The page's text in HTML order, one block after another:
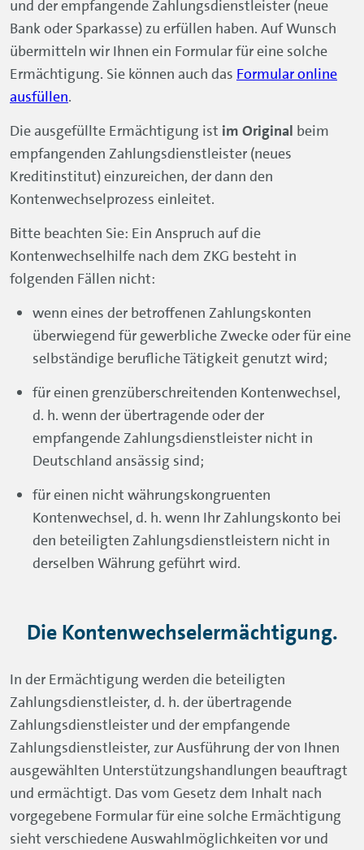
und der empfangende Zahlungsdienstleister (neue
Bank oder Sparkasse) zu erfüllen haben. Auf Wunsch
übermitteln wir Ihnen ein Formular für eine solche
Ermächtigung. Sie können auch das Formularonline
ausfüllen.
Die ausgefüllte Ermächtigung ist im Original beim
empfangenden Zahlungsdienstleister (neues
Kreditinstitut) einzureichen, der dann den
Kontenwechselprozess einleitet.
Bitte beachten Sie: Ein Anspruch auf die
Kontenwechselhilfe nach dem ZKG besteht in
folgenden Fällen nicht:
wenn eines der betroffenen Zahlungskonten
überwiegend für gewerbliche Zwecke oder für eine
selbständige berufliche Tätigkeit genutzt wird;
für einen grenzüberschreitenden Kontenwechsel,
d. h. wenn der übertragende oder der
empfangende Zahlungsdienstleister nicht in
Deutschland ansässig sind;
für einen nicht währungskongruenten
Kontenwechsel, d. h. wenn Ihr Zahlungskonto bei
den beteiligten Zahlungsdienstleistern nicht in
derselben Währung geführt wird.
Die Kontenwechselermächtigung.
In der Ermächtigung werden die beteiligten
Zahlungsdienstleister, d. h. der übertragende
Zahlungsdienstleister und der empfangende
Zahlungsdienstleister, zur Ausführung der von Ihnen
ausgewählten Unterstützungshandlungen beauftragt
und ermächtigt. Das vom Gesetz dem Inhalt nach
vorgegebene Formular für eine solche Ermächtigung
sieht verschiedene Auswahlmöglichkeiten vor und